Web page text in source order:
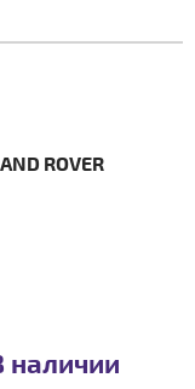
ROVER
наличии